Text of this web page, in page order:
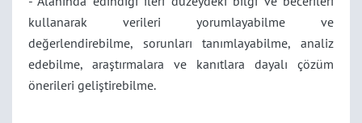
kullanarak verileri yorumlayabilme ve
değerlendirebilme, sorunları tanımlayabilme, analiz
edebilme, araştırmalara ve kanıtlara dayalı çözüm
önerileri geliştirebilme.